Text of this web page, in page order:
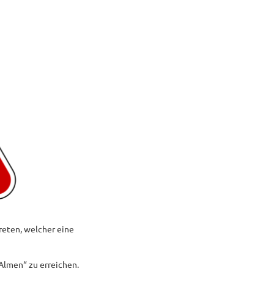
welcher eine
zu erreichen.